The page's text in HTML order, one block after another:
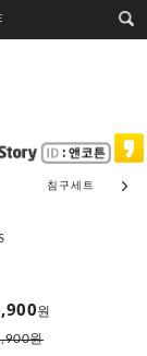
침구세트
원
원